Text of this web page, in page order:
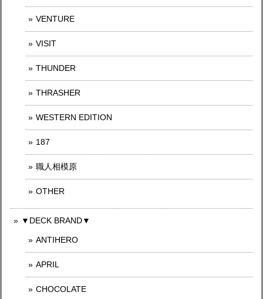
VENTURE
VISIT
THUNDER
THRASHER
WESTERN EDITION
187
職人相模原
OTHER
▼DECK BRAND▼
ANTIHERO
APRIL
CHOCOLATE